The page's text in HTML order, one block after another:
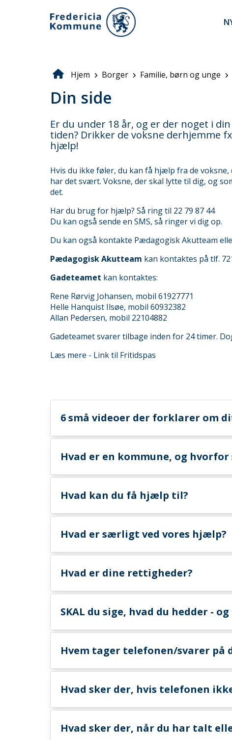
Brødkrumme
Hjem Borger Familie, børn og unge
Din side
Er du under 18 år, og er der noget i
tiden? Drikker de voksne derhjemme
hjælp!
Hvis du ikke føler, du kan få hjælp fra de
har det svært. Voksne, der skal lytte til dig, og
det.
Har du brug for hjælp? Så ring til 22 79 87 44
Du kan også sende en SMS, så ringer vi dig op.
Du kan også kontakte Pædagogisk Akutteam
Pædagogisk Akutteam kan kontaktes på tlf.
Gadeteamet kan kontaktes:
Rene Rørvig Johansen, mobil 61927771
Helle Hanquist Ilsøe, mobil 60932382
Allan Pedersen, mobil 22104882
Gadeteamet svarer tilbage inden for 24 timer.
Læs mere - Link til Fritidspas
6 små videoer der forklarer om
Hvad er en kommune, og hvorfor
Hvad kan du få hjælp til?
Hvad er særligt ved vores hjælp?
Hvad er dine rettigheder?
SKAL du sige, hvad du hedder -
Hvem tager telefonen/svarer på
Hvad sker der, hvis telefonen
Hvad sker der, når du har talt